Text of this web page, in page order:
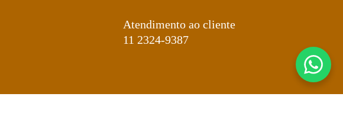
Atendimento ao cliente
11 2324-9387